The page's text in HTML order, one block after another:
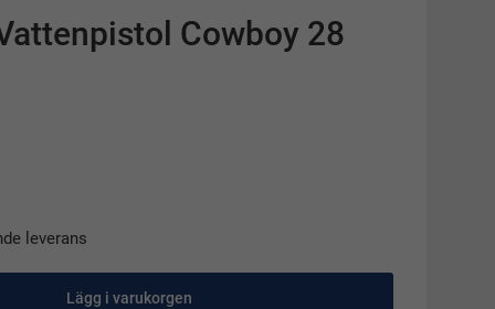
Cowboy 28
leverans
Lägg i varukorgen